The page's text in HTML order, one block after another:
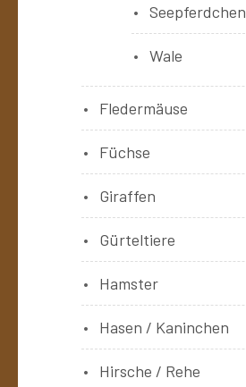
Seepferdchen
Wale
Fledermäuse
Füchse
Giraffen
Gürteltiere
Hamster
Hasen / Kaninchen
Hirsche / Rehe